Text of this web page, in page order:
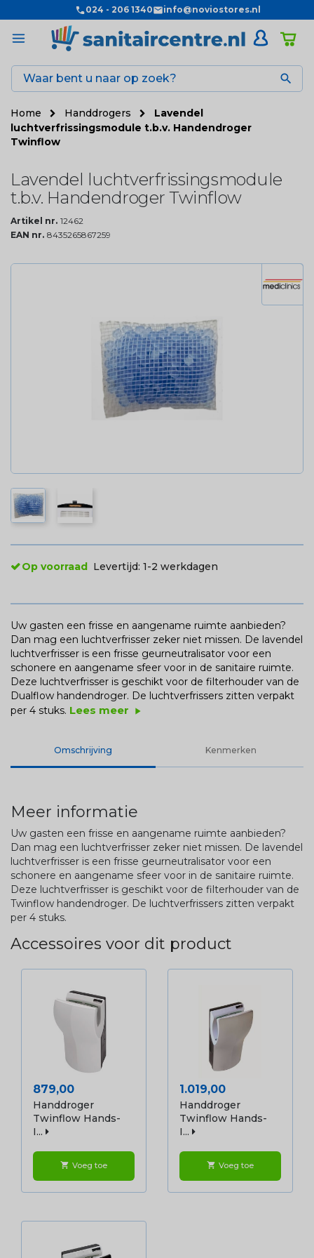
024 - 206 1340 info@noviostores.nl

Home Handdrogers
Lavendel
luchtverfrissingsmodule t.b.v. Handendroger
Twinflow
Lavendel luchtverfrissingsmodule
t.b.v. Handendroger Twinflow
Artikel nr. 12462
EAN nr. 8435265867259
Op voorraad Levertijd: 1-2 werkdagen
Uw gasten een frisse en aangename ruimte aanbieden?
Dan mag een luchtverfrisser zeker niet missen. De lavendel
luchtverfrisser is een frisse geurneutralisator voor een
schonere en aangename sfeer voor in de sanitaire ruimte.
Deze luchtverfrisser is geschikt voor de filterhouder van de
Dualflow handendroger. De luchtverfrissers zitten verpakt
per 4 stuks. Lees meer play_arrow
Omschrijving Kenmerken
Meer informatie
Uw gasten een frisse en aangename ruimte aanbieden?
Dan mag een luchtverfrisser zeker niet missen. De lavendel
luchtverfrisser is een frisse geurneutralisator voor een
schonere en aangename sfeer voor in de sanitaire ruimte.
Deze luchtverfrisser is geschikt voor de filterhouder van de
Twinflow handendroger. De luchtverfrissers zitten verpakt
per 4 stuks.
Accessoires voor dit product
Prijs
879,00
Handdroger
Twinflow Hands-
I...
shopping_cart Voeg toe
Prijs
1.019,00
Handdroger
Twinflow Hands-
I...
shopping_cart Voeg toe